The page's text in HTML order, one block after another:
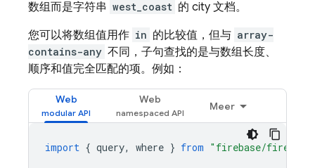
数组而是字符串 west_coast 的 city 文档。
您可以将数组值用作 in 的比较值，但与 array-
contains-any 不同，子句查找的是与数组长度、
顺序和值完全匹配的项。例如：
Web Web
Meer
import { query, where } from "firebase/